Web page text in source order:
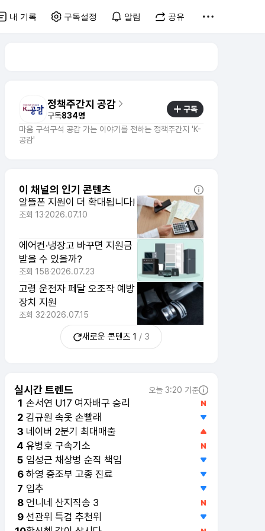
내 기록 구독설정 알림 공유
정책주간지 공감
구독834명
구독
마음 구석구석 공감 가는 이야기를 전하는 정책주간지 'K-
공감'
이 채널의 인기 콘텐츠
알뜰폰 지원이 더 확대됩니다!
조회 13 2026.07.10
에어컨·냉장고 바꾸면 지원금
받을 수 있을까?
조회 158 2026.07.23
고령 운전자 페달 오조작 예방
장치 지원
조회 32 2026.07.15
새로운 콘텐츠 1 / 3
실시간 트렌드 오늘 3:20 기준
1 손서연 U17 여자배구 승리
2 김규원 속옷 손빨래
3 네이버 2분기 최대매출
4 유병호 구속기소
5 임성근 채상병 순직 책임
6 하영 증조부 고종 진료
7 입추
8 언니네 산지직송 3
9 선관위 특검 추천위